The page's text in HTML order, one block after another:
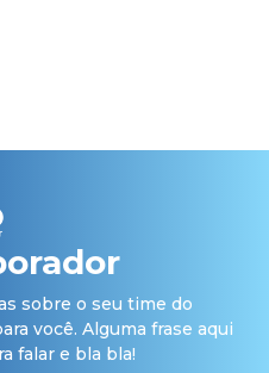
sobre o seu time do
você. Alguma frase aqui
falar e bla bla!